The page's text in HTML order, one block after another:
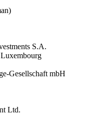
S.A.
Gesellschaft mbH
Ltd.